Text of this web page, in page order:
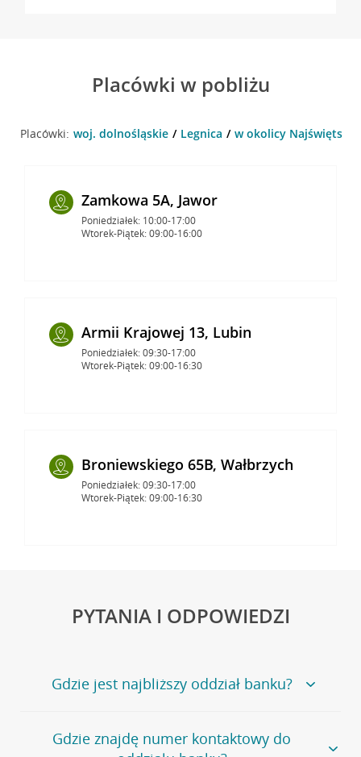
Placówki w pobliżu
Placówki: woj. dolnośląskie Legnica w okolicy
Zamkowa 5A, Jawor
Poniedziałek: 10:00-17:00
Wtorek-Piątek: 09:00-16:00
Armii Krajowej 13, Lubin
Poniedziałek: 09:30-17:00
Wtorek-Piątek: 09:00-16:30
Broniewskiego 65B, Wałbrzych
Poniedziałek: 09:30-17:00
Wtorek-Piątek: 09:00-16:30
PYTANIA I ODPOWIEDZI
Gdzie jest najbliższy oddział banku?
Jeśli szukasz oddziału naszego banku, zapraszamy na
stronęPlacówki i bankomaty, na której znajduje się
Gdzie znajdę numer kontaktowy do